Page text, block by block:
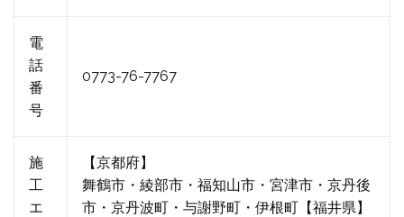
電
話
番
号
0773-76-7767
施
工
エ
【京都府】
舞鶴市・綾部市・福知山市・宮津市・京丹後
市・京丹波町・与謝野町・伊根町【福井県】